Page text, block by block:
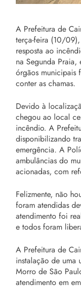
A Prefeitura de
terça-feira (10/
resposta ao
na Segunda
órgãos municipais
conter as chamas.
Devido à
chegou ao local
incêndio. A
disponibilizando
emergência. A
ambulâncias do
acionadas, com
Felizmente, não
foram atendidas
atendimento foi
e todos foram
A Prefeitura de
instalação de uma
Morro de São
atendimento em